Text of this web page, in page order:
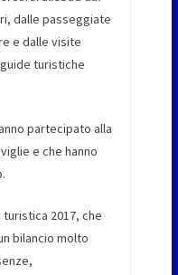
dalle passeggiate
e dalle visite
turistiche
partecipato alla
e che hanno
2017, che
bilancio molto